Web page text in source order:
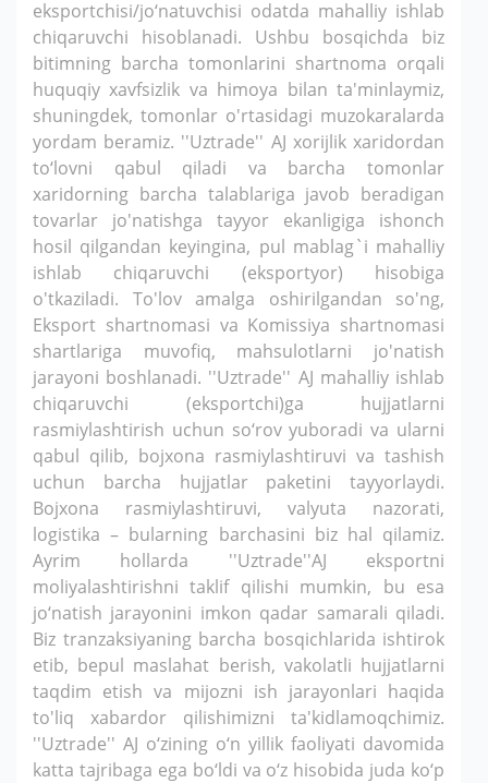
eksportchisi/jo‘natuvchisi odatda mahalliy ishlab
chiqaruvchi hisoblanadi. Ushbu bosqichda biz
bitimning barcha tomonlarini shartnoma orqali
huquqiy xavfsizlik va himoya bilan ta'minlaymiz,
shuningdek, tomonlar o'rtasidagi muzokaralarda
yordam beramiz. ''Uztrade'' AJ xorijlik xaridordan
to‘lovni qabul qiladi va barcha tomonlar
xaridorning barcha talablariga javob beradigan
tovarlar jo'natishga tayyor ekanligiga ishonch
hosil qilgandan keyingina, pul mablag`i mahalliy
ishlab chiqaruvchi (eksportyor) hisobiga
o'tkaziladi. To'lov amalga oshirilgandan so'ng,
Eksport shartnomasi va Komissiya shartnomasi
shartlariga muvofiq, mahsulotlarni jo'natish
jarayoni boshlanadi. ''Uztrade'' AJ mahalliy ishlab
chiqaruvchi (eksportchi)ga hujjatlarni
rasmiylashtirish uchun so‘rov yuboradi va ularni
qabul qilib, bojxona rasmiylashtiruvi va tashish
uchun barcha hujjatlar paketini tayyorlaydi.
Bojxona rasmiylashtiruvi, valyuta nazorati,
logistika – bularning barchasini biz hal qilamiz.
Ayrim hollarda ''Uztrade''AJ eksportni
moliyalashtirishni taklif qilishi mumkin, bu esa
jo‘natish jarayonini imkon qadar samarali qiladi.
Biz tranzaksiyaning barcha bosqichlarida ishtirok
etib, bepul maslahat berish, vakolatli hujjatlarni
taqdim etish va mijozni ish jarayonlari haqida
to'liq xabardor qilishimizni ta'kidlamoqchimiz.
''Uztrade'' AJ o‘zining o‘n yillik faoliyati davomida
katta tajribaga ega bo‘ldi va o‘z hisobida juda ko‘p